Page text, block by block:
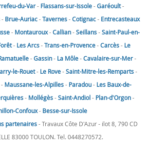
du-Var- Flassans-sur-Issole-Garéoult-
- Brue-Auriac-Tavernes-Cotignac- Entrecasteaux
- Montauroux-Callian-Seillans-Saint-Paul-en-
- Les Arcs-Trans-en-Provence-Carcès- Le
-Gassin- La Môle-Cavalaire-sur-Mer-
le-Rouet- Le Rove-Saint-Mitre-les-Remparts-
- Maussane-les-Alpilles- Paradou- Les Baux-de-
- Mollégès-Saint-Andiol- Plan-d'Orgon-
Confoux- Besse-sur-Issole
partenaires- Travaux Côte D'Azur - ilot 8, 790 CD
83000 TOULON. Tel. 0448270572.